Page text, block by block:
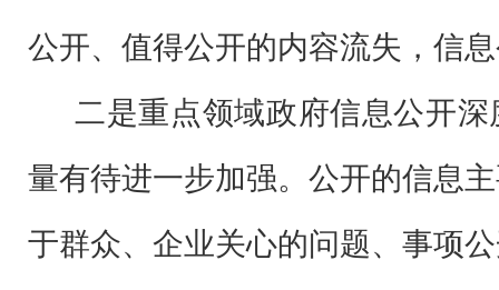
公开、值得公开的内容流失，信
二是重点领域政府信息公开
量有待进一步加强。公开的信息
于群众、企业关心的问题、事项